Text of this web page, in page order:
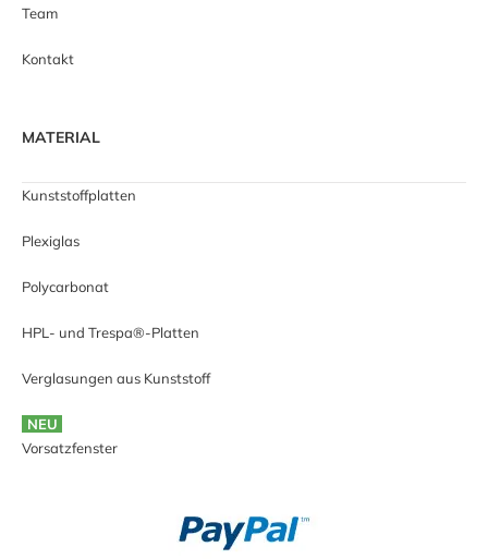
Team
Kontakt
MATERIAL
Kunststoffplatten
Plexiglas
Polycarbonat
HPL- und Trespa®-Platten
Verglasungen aus Kunststoff
NEU
Vorsatzfenster